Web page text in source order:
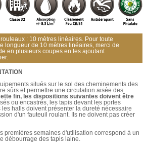
: 10 mètres linéaires. Pour toute
longueur de 10 mètres linéaires, merci de
en plusieurs coupes en les ajoutant
situés sur le sol des cheminements des
sûrs et permettre une circulation aisée des
fin, les dispositions suivantes doivent être
ou encastrés, les tapis devant les portes
halls doivent présenter la dureté nécessaire
d'un fauteuil roulant. Ils ne doivent pas créer
premières semaines d'utilisation correspond à un
débourrage des tapis laine.